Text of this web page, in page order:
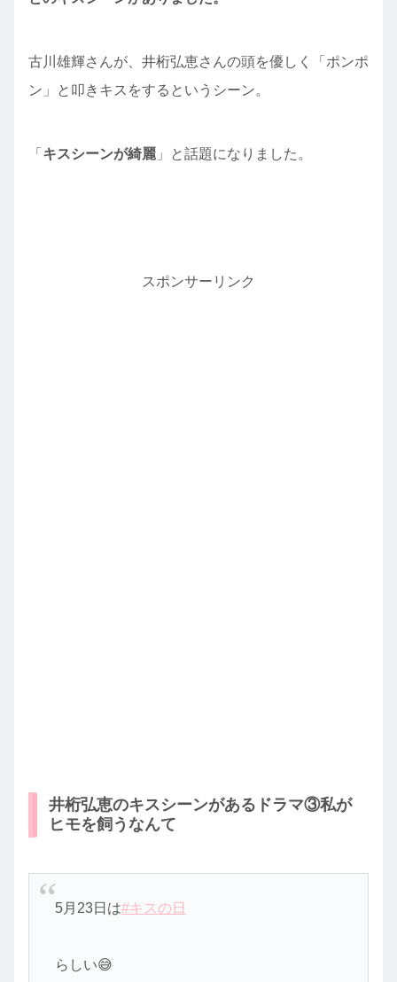
古川雄輝さんが、井桁弘恵さんの頭を優しく「ポンポ
ン」と叩きキスをするというシーン。
「 キスシーンが綺麗 」と話題になりました。
スポンサーリンク
井桁弘恵のキスシーンがあるドラマ③私が
ヒモを飼うなんて
5月23日は#キスの日
らしい😅